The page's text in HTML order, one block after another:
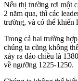
Nếu thị trường rơi một
2 năm qua, thì các
trường, và có thể khiến
Trong cả hai trường
chúng ta cũng không
xảy ra đảo chiều là
về ngưỡng 1225-1250.